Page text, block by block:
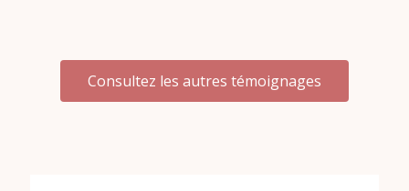
Consultez les autres témoignages